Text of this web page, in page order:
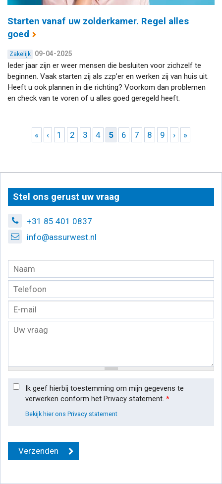
Starten vanaf uw zolderkamer. Regel alles
goed
Zakelijk 09-04-2025
Ieder jaar zijn er weer mensen die besluiten voor zichzelf te
beginnen. Vaak starten zij als zzp’er en werken zij van huis uit.
Heeft u ook plannen in die richting? Voorkom dan problemen
en check van te voren of u alles goed geregeld heeft.
Pagina's
« ‹ 1 2 3 4 5 6 7 8 9 › »
Stel ons gerust uw vraag
+31 85 401 0837
info@assurwest.nl
Ik geef hierbij toestemming om mijn gegevens te
verwerken conform het Privacy statement. *
Bekijk hier ons Privacy statement